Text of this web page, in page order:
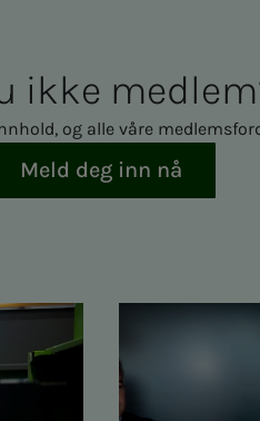
ikke
og alle våre
Meld deg inn nå